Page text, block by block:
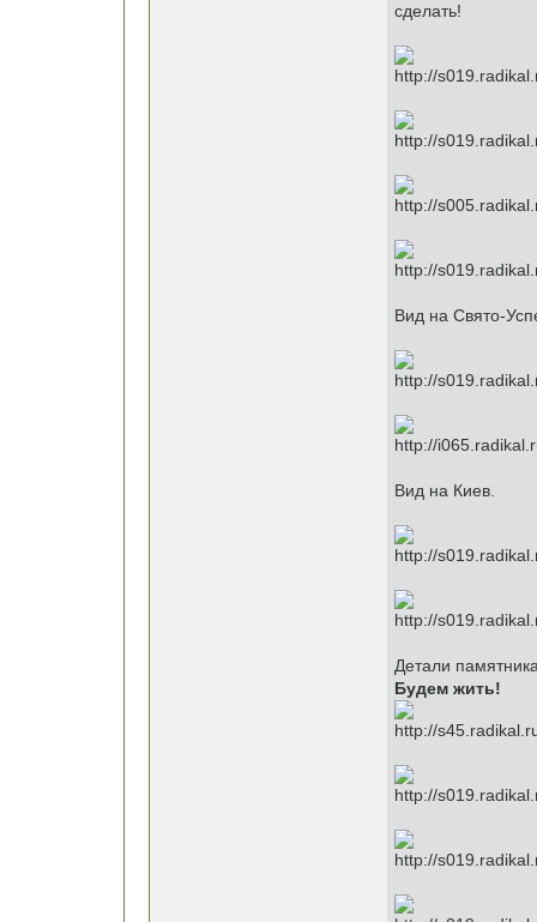
сделать!
Вид на Свято-
Вид на Киев.
Детали
Будем жить!